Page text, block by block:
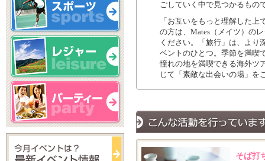
ごしていく中で見つかるもの
「お互いをもっと理解した
の方は、Mates（メイツ）の
ください。「旅行」は、より
ベントのひとつ。季節を満喫
憧れの地を満喫できる海外ツ
じて「素敵な出会いの場」を
そば打